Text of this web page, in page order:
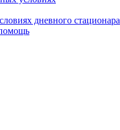
дневного стационара